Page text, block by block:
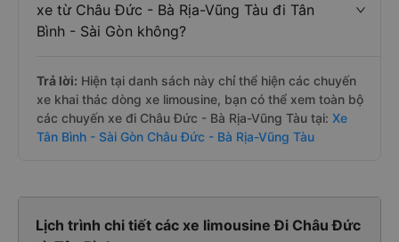
xe từ Châu Đức - Bà Rịa-Vũng Tàu đi Tân
Bình - Sài Gòn không?
Trả lời: Hiện tại danh sách này chỉ thể hiện các chuyến
xe khai thác dòng xe limousine, bạn có thể xem toàn bộ
các chuyến xe đi Châu Đức - Bà Rịa-Vũng Tàu tại: Xe
Tân Bình - Sài Gòn Châu Đức - Bà Rịa-Vũng Tàu
Lịch trình chi tiết các xe limousine Đi Châu Đức